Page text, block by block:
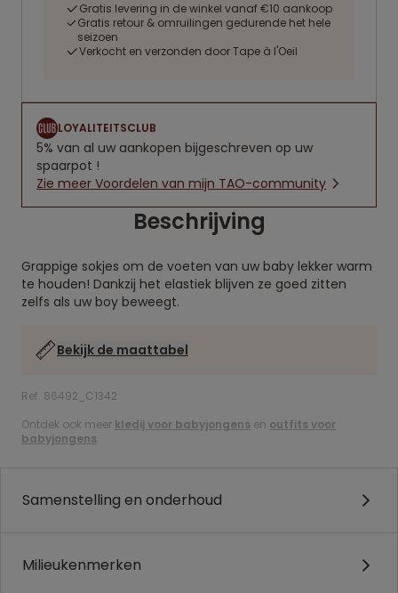
Gratis levering in de winkel vanaf €10 aankoop
Gratis retour & omruilingen gedurende het hele
seizoen
Verkocht en verzonden door Tape à l'Oeil
LOYALITEITSCLUB
5% van al uw aankopen bijgeschreven op uw
spaarpot !
Zie meer Voordelen van mijn TAO-community
Beschrijving
Grappige sokjes om de voeten van uw baby lekker warm
te houden! Dankzij het elastiek blijven ze goed zitten
zelfs als uw boy beweegt.
Bekijk de maattabel
Ref. 86492_C1342
Ontdek ook meer kledij voor babyjongens en outfits voor
babyjongens.
Samenstelling en onderhoud
Milieukenmerken